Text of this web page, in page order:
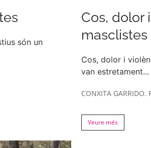
són un
Cos, dolor
masclistes
Cos, dolor i
van estretament...
CONXITA GARRIDO.
Veure més